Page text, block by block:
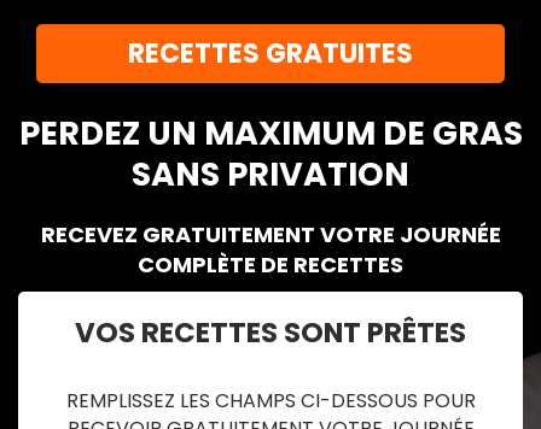
RECETTES GRATUITES
PERDEZ UN MAXIMUM DE GRAS
SANS PRIVATION
RECEVEZ GRATUITEMENT VOTRE JOURNÉE
COMPLÈTE DE RECETTES
VOS RECETTES SONT PRÊTES
REMPLISSEZ LES CHAMPS CI-DESSOUS POUR